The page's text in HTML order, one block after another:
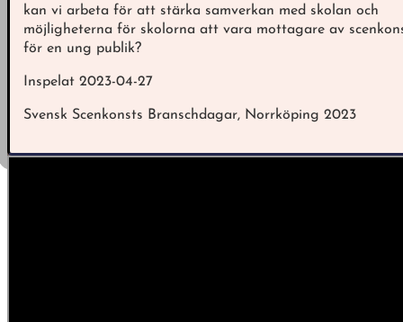
kan vi arbeta för att stärka samverkan med skolan och
möjligheterna för skolorna att vara mottagare av
för en ung publik?
Inspelat 2023-04-27
Svensk Scenkonsts Branschdagar, Norrköping 2023